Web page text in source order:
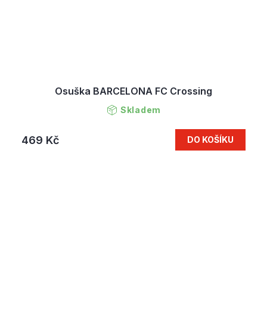
Osuška BARCELONA FC Crossing
Skladem
469 Kč DO KOŠÍKU